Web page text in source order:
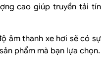
cao giúp truyền tải tín
âm thanh xe hơi sẽ có sự
phẩm mà bạn lựa chọn.